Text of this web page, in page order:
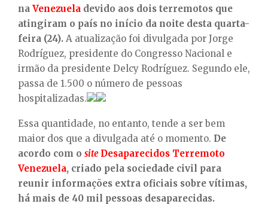
na Venezuela devido aos dois terremotos que
atingiram o país no início da noite desta quarta-
feira (24). A atualização foi divulgada por Jorge
Rodríguez, presidente do Congresso Nacional e
irmão da presidente Delcy Rodríguez. Segundo ele,
passa de 1.500 o número de pessoas
hospitalizadas.
Essa quantidade, no entanto, tende a ser bem
maior dos que a divulgada até o momento. De
acordo com o site Desaparecidos Terremoto
Venezuela, criado pela sociedade civil para
reunir informações extra oficiais sobre vítimas,
há mais de 40 mil pessoas desaparecidas.